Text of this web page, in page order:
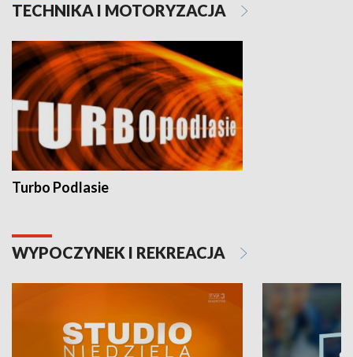
TECHNIKA I MOTORYZACJA
Turbo Podlasie
WYPOCZYNEK I REKREACJA